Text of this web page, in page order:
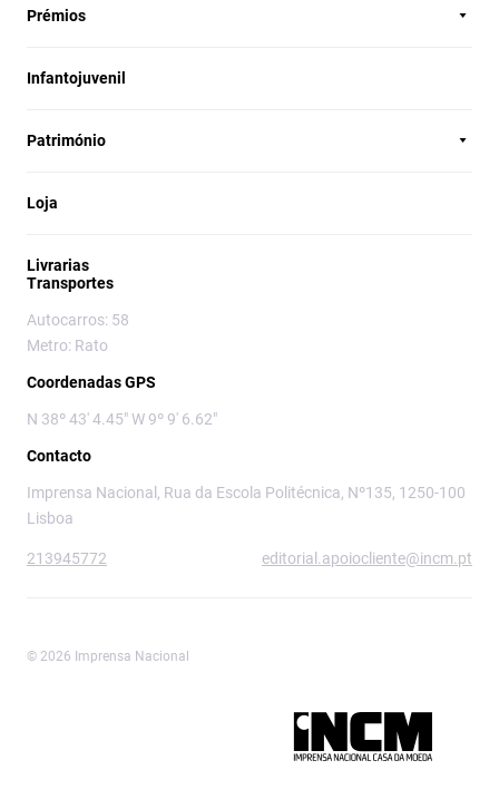
Prémios
Infantojuvenil
Património
Loja
Livrarias
Transportes
Autocarros: 58
Metro: Rato
Coordenadas GPS
N 38º 43' 4.45" W 9º 9' 6.62"
Contacto
Imprensa Nacional, Rua da Escola Politécnica, Nº135, 1250-100
Lisboa
213945772 editorial.apoiocliente@incm.pt
© 2026 Imprensa Nacional